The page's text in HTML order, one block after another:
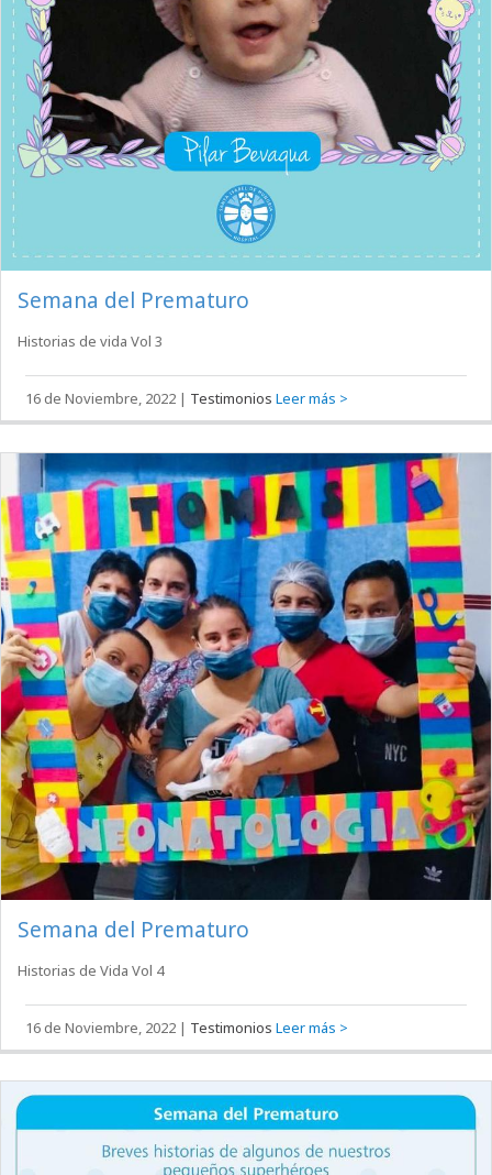
Semana del Prematuro
Historias de vida Vol 3
16 de Noviembre, 2022 | Testimonios Leer más >
Semana del Prematuro
Historias de Vida Vol 4
16 de Noviembre, 2022 | Testimonios Leer más >